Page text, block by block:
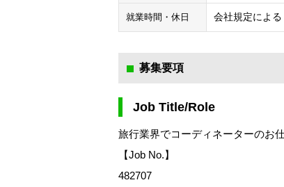
就業時間・休日 会社規定による
募集要項
Job Title/Role
旅行業界でコーディネーターの
【Job No.】
482707